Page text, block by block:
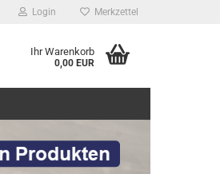
Login Merkzettel
Ihr Warenkorb
0,00 EUR